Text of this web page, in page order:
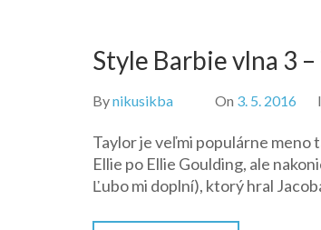
Style Barbie vlna 3
Bynikusikba On 3. 5. 2016
Taylor je veľmi populárne meno
Ellie po Ellie Goulding, ale
Ľubo mi doplní), ktorý hral